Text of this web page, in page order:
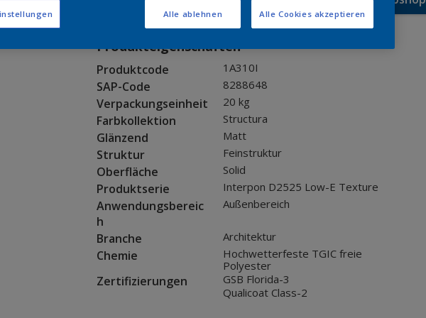
Produkteigenschaften
Produktcode 1A310I
SAP-Code 8288648
Verpackungseinheit 20 kg
Farbkollektion Structura
Glänzend Matt
Struktur Feinstruktur
Oberfläche Solid
Produktserie Interpon D2525 Low-E Texture
Anwendungsbereic
h
Außenbereich
Branche Architektur
Chemie
Hochwetterfeste TGIC freie
Polyester
Zertifizierungen
GSB Florida-3
Qualicoat Class-2
Alle ablehnen Alle Cookies akzeptieren